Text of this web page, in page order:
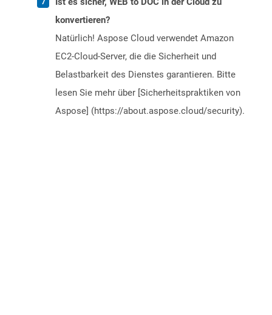
konvertieren?
Natürlich! Aspose Cloud verwendet Amazon
EC2-Cloud-Server, die die Sicherheit und
Belastbarkeit des Dienstes garantieren. Bitte
lesen Sie mehr über [Sicherheitspraktiken von
Aspose] (https://about.aspose.cloud/security).